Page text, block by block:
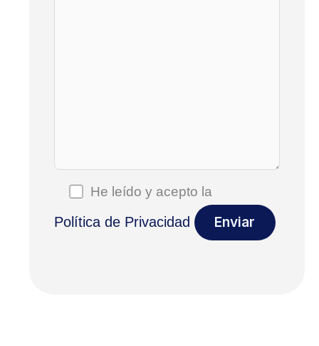
He leído y acepto la
Política de Privacidad